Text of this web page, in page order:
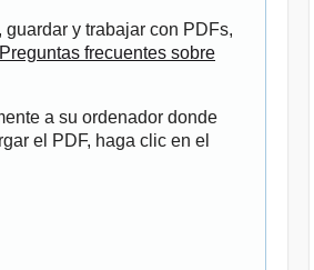
y trabajar con PDFs,
Preguntas frecuentes sobre
a su ordenador donde
el PDF, haga clic en el